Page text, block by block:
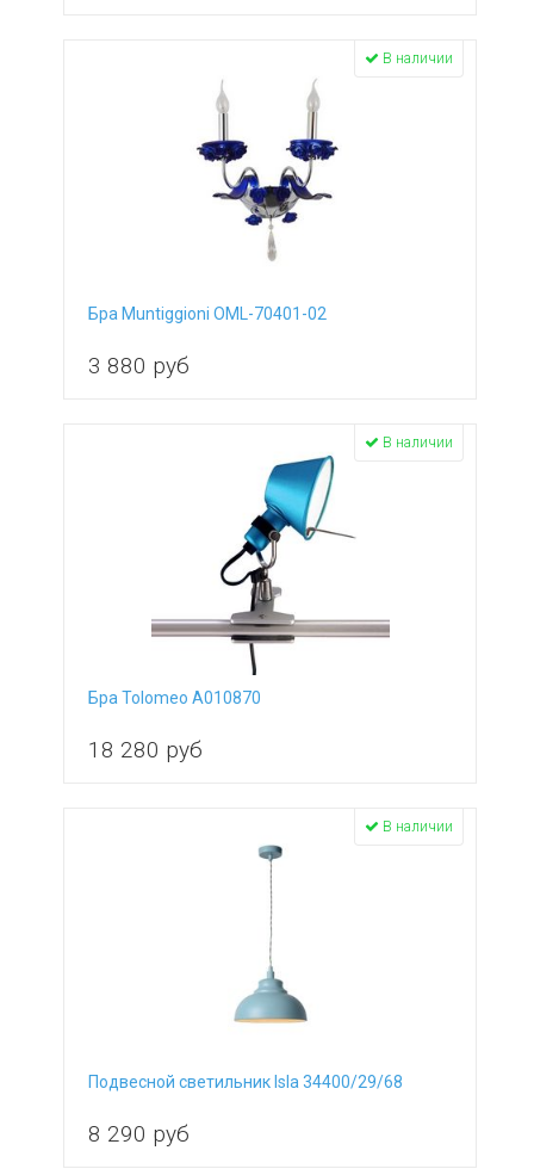
Бра Muntiggioni OML-70401-02
3 880 руб
В наличии
Бра Tolomeo A010870
18 280 руб
В наличии
Подвесной светильник Isla 34400/29/68
8 290 руб
В наличии